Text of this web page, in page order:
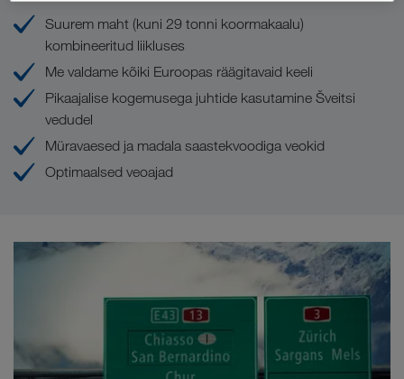
Suurem maht (kuni 29 tonni koormakaalu)
kombineeritud liikluses
Me valdame kõiki Euroopas räägitavaid keeli
Pikaajalise kogemusega juhtide kasutamine Šveitsi
vedudel
Müravaesed ja madala saastekvoodiga veokid
Optimaalsed veoajad